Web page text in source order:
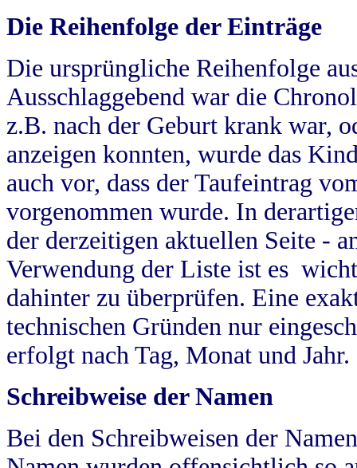
Die Reihenfolge der Einträge
Die ursprüngliche Reihenfolge
Ausschlaggebend war die
z.B. nach der Geburt krank war,
anzeigen konnten, wurde das
auch vor, dass der Taufeintrag
vorgenommen wurde. In
der derzeitigen aktuellen Seite -
Verwendung der Liste ist es
dahinter zu überprüfen. Eine
technischen Gründen nur
erfolgt nach Tag, Monat und Jahr.
Schreibweise der Namen
Bei den Schreibweisen der